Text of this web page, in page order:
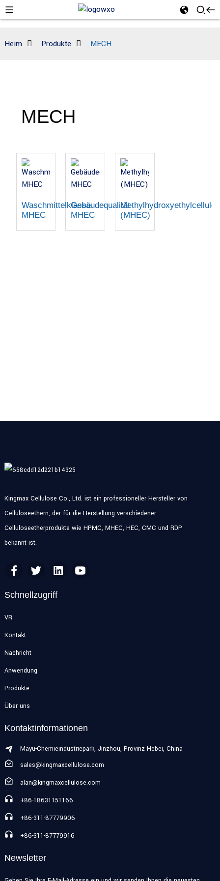
Heim Produkte MECH
MECH
Waschmittelklasse
MHEC
Gebäudequalität
MHEC
(MHEC)
Kingmax Cellulose Co., Ltd. ist ein professioneller Hersteller von
Celluloseethern, der für die Herstellung verschiedener
Celluloseetherprodukte wie HPMC, MHEC, HEC, CMC und RDP
bekannt ist.
Schnellzugriff
VR
Kontakt
Nachricht
Anwendung
Produkte
Über uns
Kontaktinformationen
Mayu-Chemieindustriepark, Jinzhou, Provinz Hebei, China
sales@kingmaxcellulose.com
alan@kingmaxcellulose.com
+86-18631151166
+86-311-87779906
+86-311-87779916
Newsletter